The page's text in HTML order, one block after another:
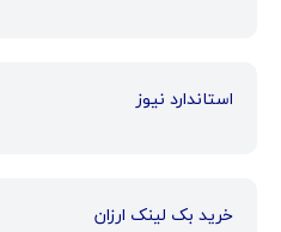
استاندارد نیوز
خرید بک لینک ارزان